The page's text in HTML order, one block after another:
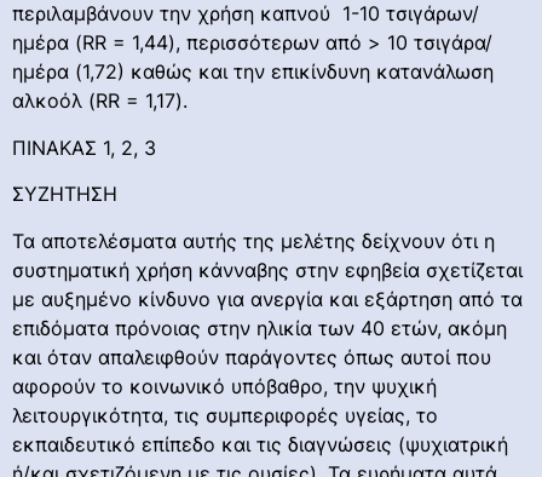
περιλαμβάνουν την χρήση καπνού 1-10 τσιγάρων/
ημέρα (RR = 1,44), περισσότερων από > 10 τσιγάρα/
ημέρα (1,72) καθώς και την επικίνδυνη κατανάλωση
αλκοόλ (RR = 1,17).
ΠΙΝΑΚΑΣ 1, 2, 3
ΣΥΖΗΤΗΣΗ
Τα αποτελέσματα αυτής της μελέτης δείχνουν ότι η
συστηματική χρήση κάνναβης στην εφηβεία σχετίζεται
με αυξημένο κίνδυνο για ανεργία και εξάρτηση από τα
επιδόματα πρόνοιας στην ηλικία των 40 ετών, ακόμη
και όταν απαλειφθούν παράγοντες όπως αυτοί που
αφορούν το κοινωνικό υπόβαθρο, την ψυχική
λειτουργικότητα, τις συμπεριφορές υγείας, το
εκπαιδευτικό επίπεδο και τις διαγνώσεις (ψυχιατρική